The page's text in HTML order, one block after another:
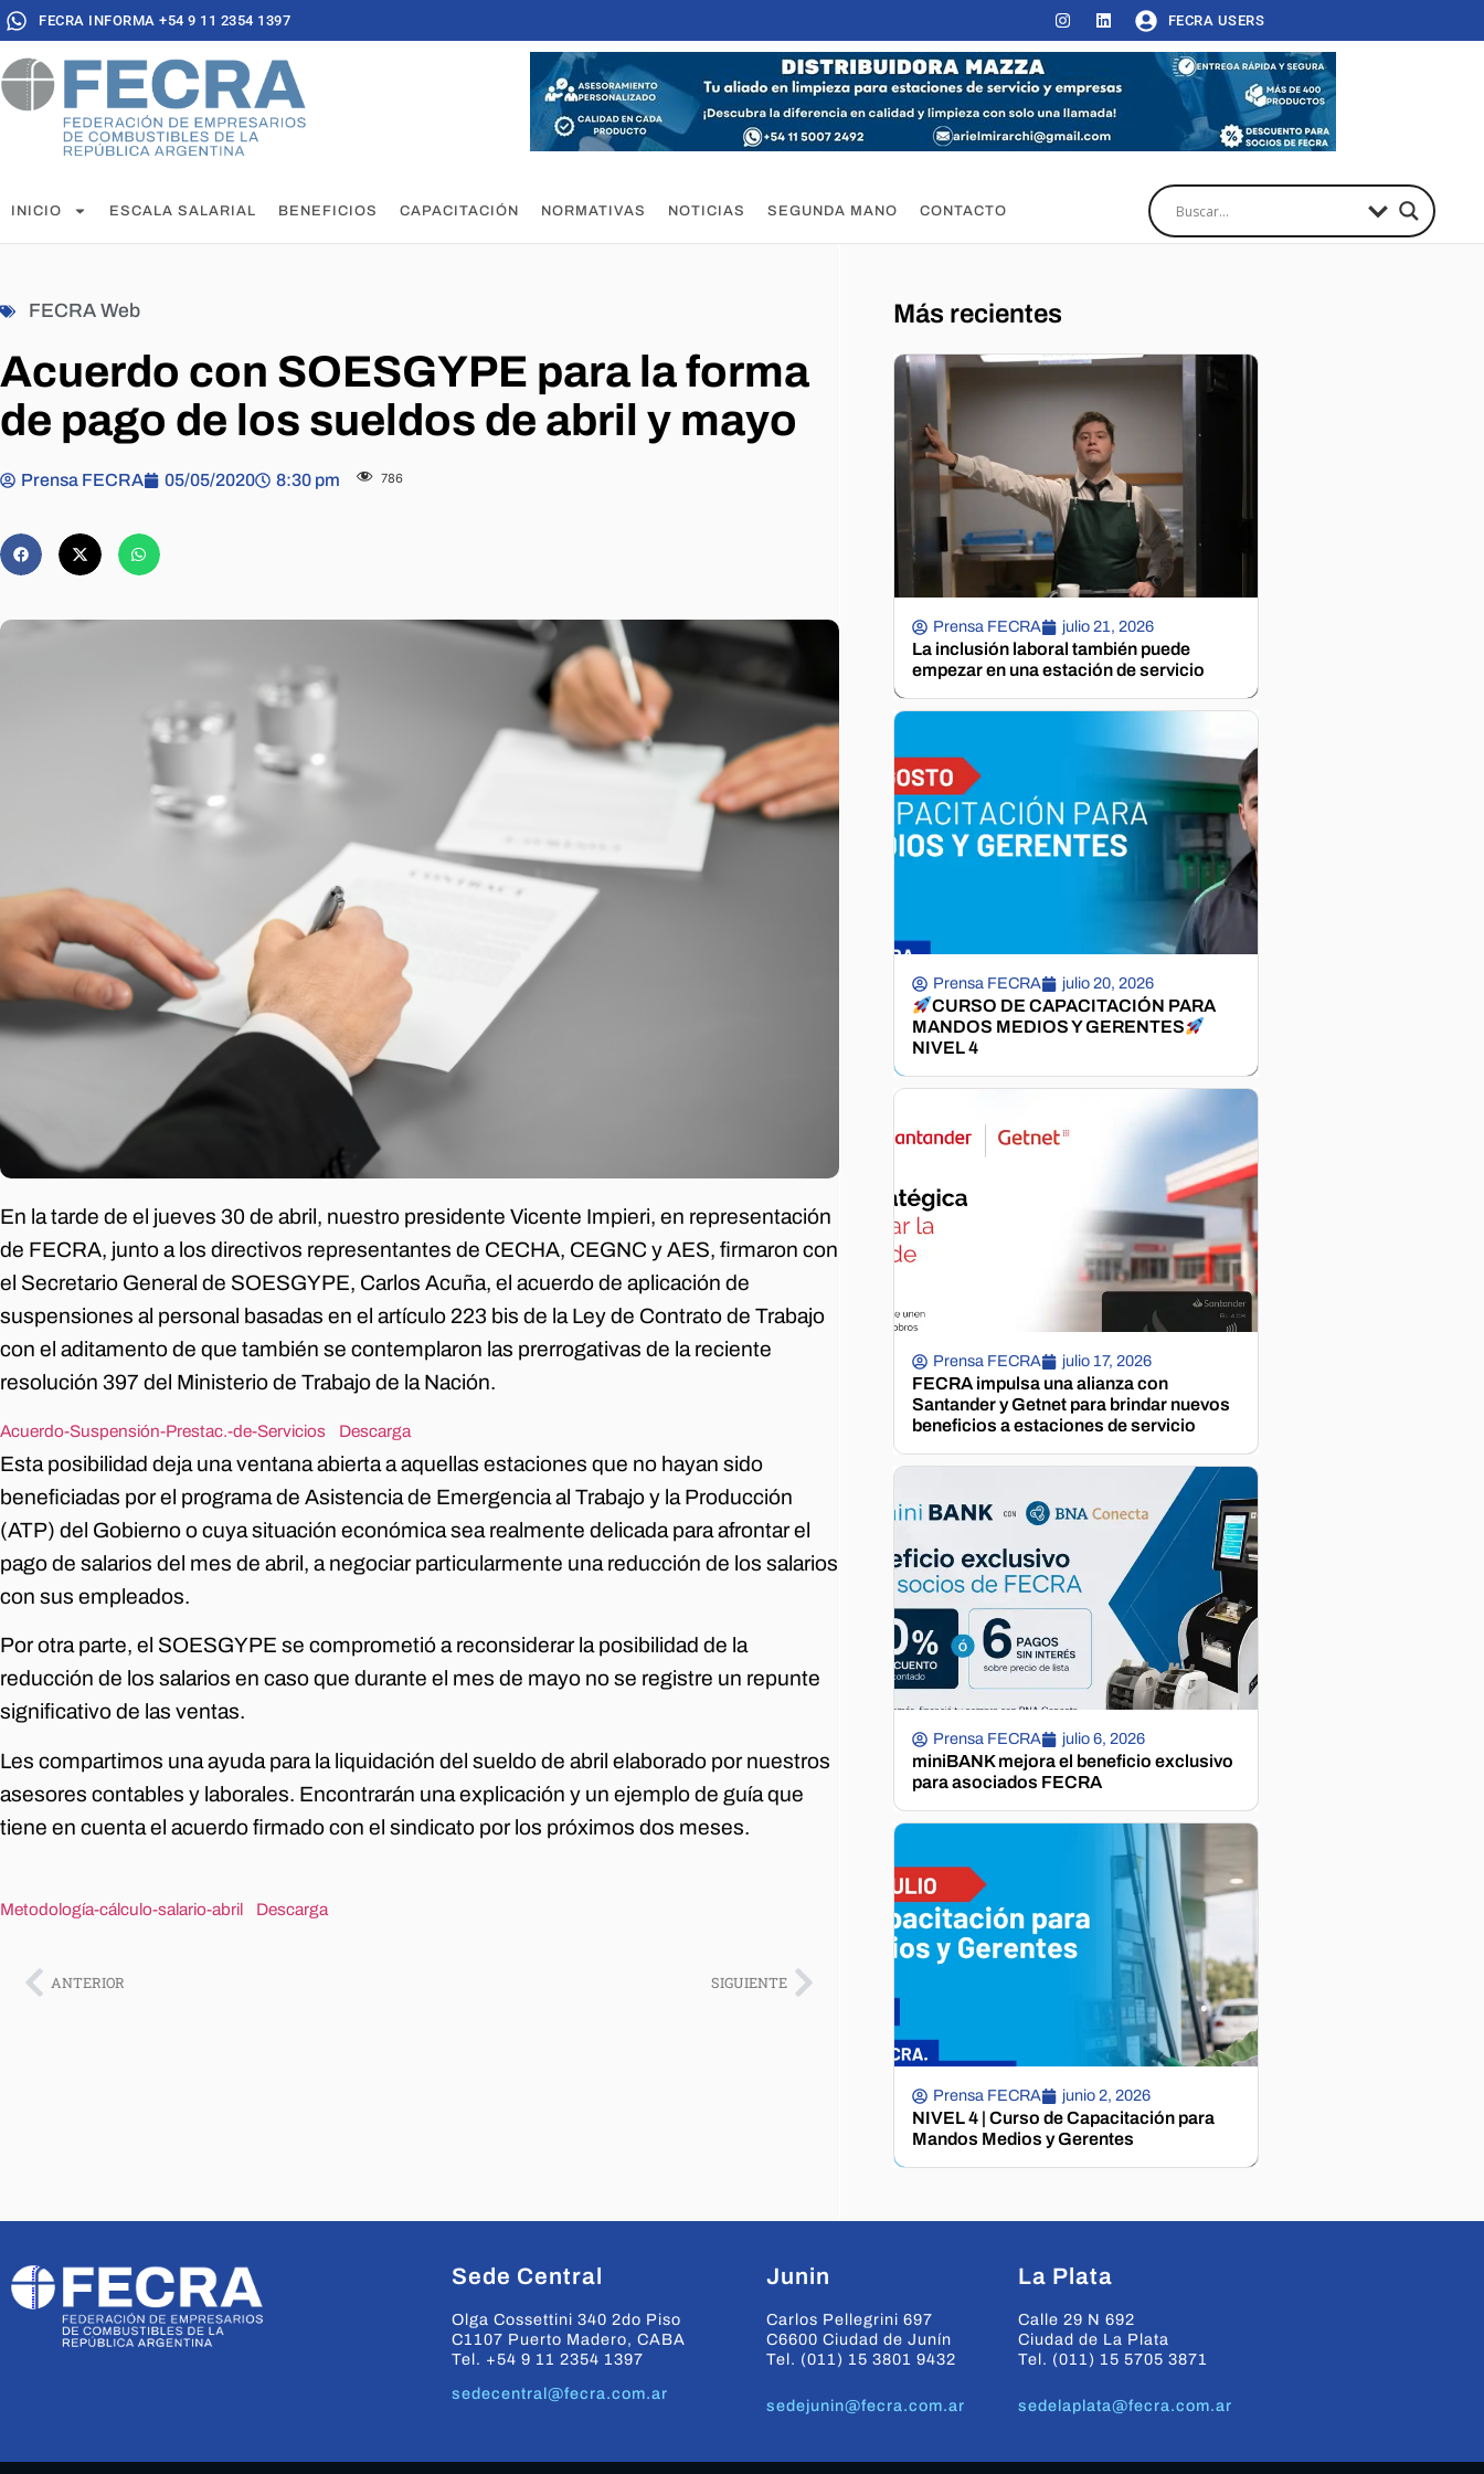
FECRA INFORMA +54 9 11 2354 1397 FECRA USERS
INICIO ESCALA SALARIAL BENEFICIOS CAPACITACIÓN NORMATIVAS NOTICIAS SEGUNDA MANO CONTACTO
FECRA Web
Acuerdo con SOESGYPE para la forma
de pago de los sueldos de abril y mayo
Prensa FECRA 05/05/2020 8:30 pm 786
En la tarde de el jueves 30 de abril, nuestro presidente Vicente Impieri, en representación
de FECRA, junto a los directivos representantes de CECHA, CEGNC y AES, firmaron con
el Secretario General de SOESGYPE, Carlos Acuña, el acuerdo de aplicación de
suspensiones al personal basadas en el artículo 223 bis de la Ley de Contrato de Trabajo
con el aditamento de que también se contemplaron las prerrogativas de la reciente
resolución 397 del Ministerio de Trabajo de la Nación.
Acuerdo-Suspensión-Prestac.-de-Servicios Descarga
Esta posibilidad deja una ventana abierta a aquellas estaciones que no hayan sido
beneficiadas por el programa de Asistencia de Emergencia al Trabajo y la Producción
(ATP) del Gobierno o cuya situación económica sea realmente delicada para afrontar el
pago de salarios del mes de abril, a negociar particularmente una reducción de los salarios
con sus empleados.
Por otra parte, el SOESGYPE se comprometió a reconsiderar la posibilidad de la
reducción de los salarios en caso que durante el mes de mayo no se registre un repunte
significativo de las ventas.
Les compartimos una ayuda para la liquidación del sueldo de abril elaborado por nuestros
asesores contables y laborales. Encontrarán una explicación y un ejemplo de guía que
tiene en cuenta el acuerdo firmado con el sindicato por los próximos dos meses.
Metodología-cálculo-salario-abril Descarga
ANTERIOR SIGUIENTE
Más recientes
Prensa FECRA julio 21, 2026
La inclusión laboral también puede
empezar en una estación de servicio
Prensa FECRA julio 20, 2026
CURSO DE CAPACITACIÓN PARA
MANDOS MEDIOS Y GERENTES
NIVEL 4
Prensa FECRA julio 17, 2026
FECRA impulsa una alianza con
Santander y Getnet para brindar nuevos
beneficios a estaciones de servicio
Prensa FECRA julio 6, 2026
miniBANK mejora el beneficio exclusivo
para asociados FECRA
Prensa FECRA junio 2, 2026
NIVEL 4 | Curso de Capacitación para
Mandos Medios y Gerentes
Sede Central
Olga Cossettini 340 2do Piso
C1107 Puerto Madero, CABA
Tel. +54 9 11 2354 1397
sedecentral@fecra.com.ar
Junin
Carlos Pellegrini 697
C6600 Ciudad de Junín
Tel. (011) 15 3801 9432
sedejunin@fecra.com.ar
La Plata
Calle 29 N 692
Ciudad de La Plata
Tel. (011) 15 5705 3871
sedelaplata@fecra.com.ar